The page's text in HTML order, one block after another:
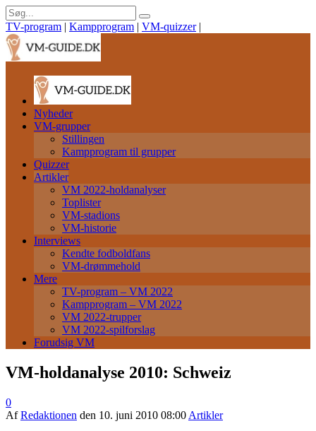
TV-program | Kampprogram | VM-quizzer |
Nyheder
VM-grupper
Stillingen
Kampprogram til grupper
Quizzer
Artikler
VM 2022-holdanalyser
Toplister
VM-stadions
VM-historie
Interviews
Kendte fodboldfans
VM-drømmehold
Mere
TV-program – VM 2022
Kampprogram – VM 2022
VM 2022-trupper
VM 2022-spilforslag
Forudsig VM
VM-holdanalyse 2010: Schweiz
0
AfRedaktionen den 10. juni 2010 08:00 Artikler